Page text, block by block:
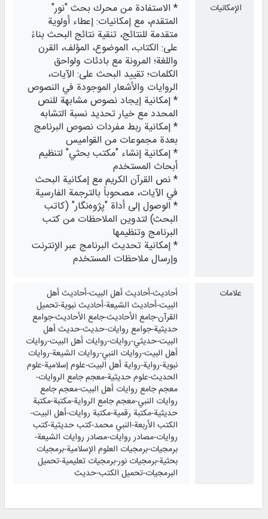
الإمكانيات
* الاستفادة من محرك بحث "نور"
المتقدم، مع إمكانيات: إعطاء أولوية
متقدمة للنتائج، تنقية نتائج البحث بناءً
على: الكتاب، الموضوع، المؤلف، القرن
واللغة؛ المرونة مع بادئات ولواحق
الكلمات؛ تقييد البحث على: الآيات،
الروايات والأشعار الموجودة في النصوص
* إمكانية إيجاد نصوص مشابهة للنص
المحدد مع خيار تحديد نسبة التشابه
* إمكانية ربط مفردات نصوص البرنامج
بعدة مجموعات من القواميس
* إمكانية إنشاء "مكتب بحثي" لتنظيم
أبحاث المستخدم
* نص القرآن الكريم مع إمكانية البحث
في الآيات، مصحوباً بالترجمة الفارسية
* الوصول إلى أداة "پژوه‌نگار" (كاتب
البحث) لتدوين الملاحظات من كتب
البرنامج وتنظيمها
* إمكانية تحديث البرنامج عبر الإنترنت
وإرسال ملاحظات المستخدم
علامات
أحاديث-أحاديث أهل البيت-أحاديث أهل
البيت-أحاديث الشيعة-أحاديث نبوية-تحميل
القرآن-جامع الأحاديث-جامع الأحاديث-جوامع
حديثية-جوامع روايات-حديث-حديث أهل
البيت-حديثي-روايات-روايات أهل البيت-روايات
أهل البيت-روايات النبي-روايات الشيعة-روايات
نبوية-رواية-رواية أهل البيت-علوم إسلامية-علوم
الحديث-علوم حديثية-معجم جامع الروايات-
معجم جامع روايات أهل البيت-معجم جامع
روايات النبي-معجم جامع الرواية-مكتبة-مكتبة
حديثية-مكتبة رقمية-مكتبة روايات-أهل البيت-
الكتب الأربعة-النبي محمد-كتب حديثية-كتب
روايات-مصادر روايات-مصادر روايات الشيعة-
برمجيات-برمجيات العلوم الإسلامية-برمجيات
بحثية-برمجيات نور-برمجيات تعليمية-تحميل
البرمجيات-تحميل الكتب-حديث